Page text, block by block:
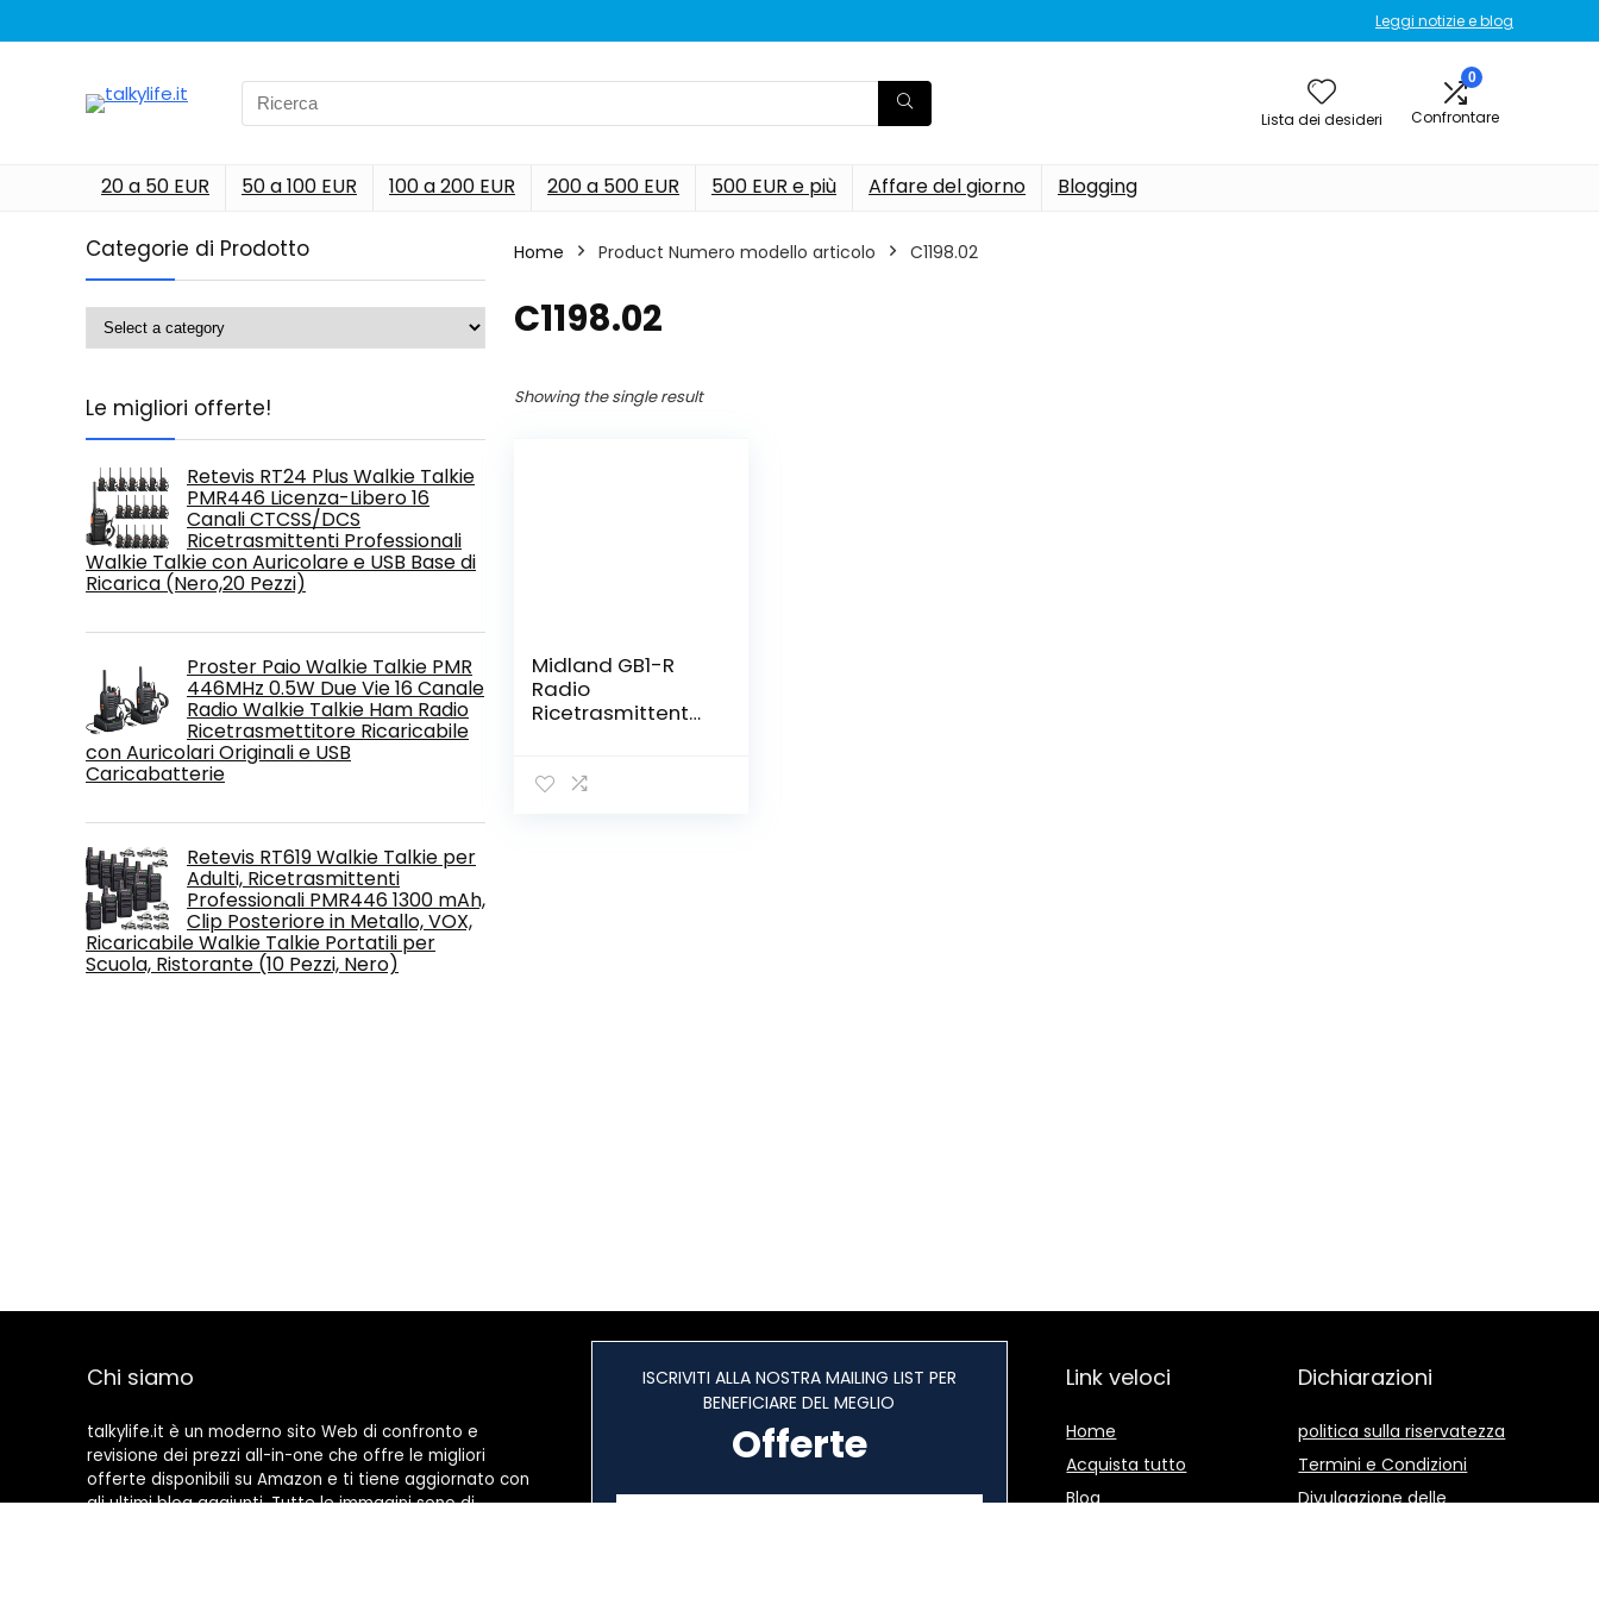
Leggi notizie e blog
Search
for:
Lista dei desideri
0
Confrontare
20 a 50 EUR 50 a 100 EUR 100 a 200 EUR 200 a 500 EUR 500 EUR e più Affare del giorno Blogging
Categorie di Prodotto
Le migliori offerte!
Retevis RT24 Plus Walkie Talkie
PMR446 Licenza-Libero 16
Canali CTCSS/DCS
Ricetrasmittenti Professionali
Walkie Talkie con Auricolare e USB Base di
Ricarica (Nero,20 Pezzi)
Proster Paio Walkie Talkie PMR
446MHz 0.5W Due Vie 16 Canale
Radio Walkie Talkie Ham Radio
Ricetrasmettitore Ricaricabile
con Auricolari Originali e USB
Caricabatterie
Retevis RT619 Walkie Talkie per
Adulti, Ricetrasmittenti
Professionali PMR446 1300 mAh,
Clip Posteriore in Metallo, VOX,
Ricaricabile Walkie Talkie Portatili per
Scuola, Ristorante (10 Pezzi, Nero)
Home Product Numero modello articolo ‎C1198.02
‎C1198.02
Showing the single result
Midland GB1-R
Radio
Ricetrasmittente
91 Programmabili
Chi siamo
talkylife.it è un moderno sito Web di confronto e
revisione dei prezzi all-in-one che offre le migliori
offerte disponibili su Amazon e ti tiene aggiornato con
gli ultimi blog aggiunti. Tutte le immagini sono di
ISCRIVITI ALLA NOSTRA MAILING LIST PER
BENEFICIARE DEL MEGLIO
Offerte
Link veloci
Home
Acquista tutto
Blog
Dichiarazioni
politica sulla riservatezza
Termini e Condizioni
Divulgazione delle